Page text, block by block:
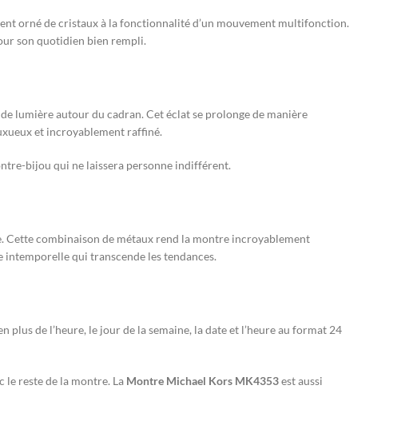
orné de cristaux à la fonctionnalité d’un mouvement multifonction.
son quotidien bien rempli.
lumière autour du cadran. Cet éclat se prolonge de manière
et incroyablement raffiné.
bijou qui ne laissera personne indifférent.
Cette combinaison de métaux rend la montre incroyablement
intemporelle qui transcende les tendances.
de l’heure, le jour de la semaine, la date et l’heure au format 24
le reste de la montre. La Montre Michael Kors MK4353est aussi